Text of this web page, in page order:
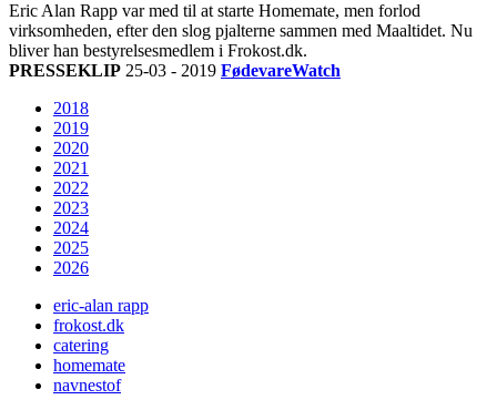
Eric Alan Rapp var med til at starte Homemate, men forlod
virksomheden, efter den slog pjalterne sammen med Maaltidet. Nu
bliver han bestyrelsesmedlem i Frokost.dk.
PRESSEKLIP 25-03 - 2019 FødevareWatch
2018
2019
2020
2021
2022
2023
2024
2025
2026
eric-alan rapp
frokost.dk
catering
homemate
navnestof